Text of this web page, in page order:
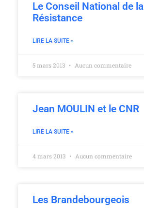
Le Conseil National de la
Résistance
LIRE LA SUITE »
5 mars 2013 Aucun commentaire
Jean MOULIN et le CNR
LIRE LA SUITE »
4 mars 2013 Aucun commentaire
Les Brandebourgeois